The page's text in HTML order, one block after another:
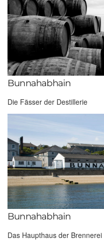
Bunnahabhain
Die Fässer der Destillerie
Bunnahabhain
Das Haupthaus der Brennerei